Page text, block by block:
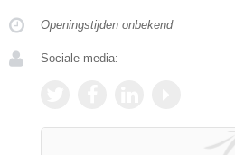
Openingstijden onbekend
Sociale media: